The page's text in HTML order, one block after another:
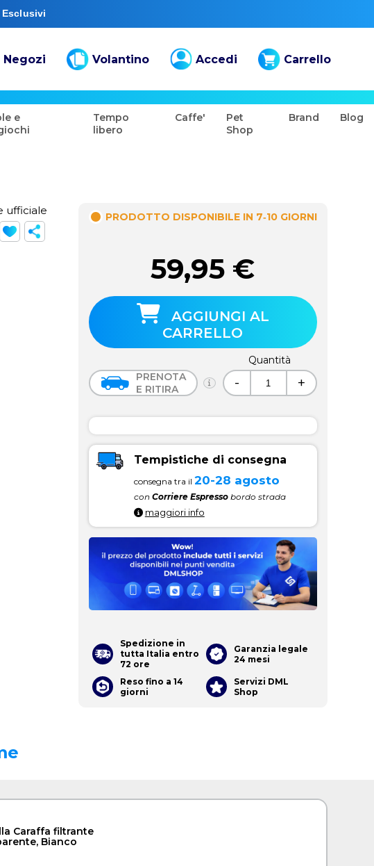
Esclusivi
Negozi Volantino Accedi Carrello
e
Tempo
libero
Caffe'
Pet
Shop
Brand Blog
ufficiale PRODOTTO DISPONIBILE IN 7‑10 GIORNI
59,95 €
AGGIUNGI AL
CARRELLO
PRENOTA
E RITIRA
Quantità
- +
Tempistiche di consegna
consegna tra il 20-28 agosto
con Corriere Espressobordo strada
maggiori info
Spedizione in
tutta Italia entro
72 ore
Garanzia legale
24 mesi
Reso fino a 14
giorni
Servizi DML
Shop
Caraffa filtrante
Bianco